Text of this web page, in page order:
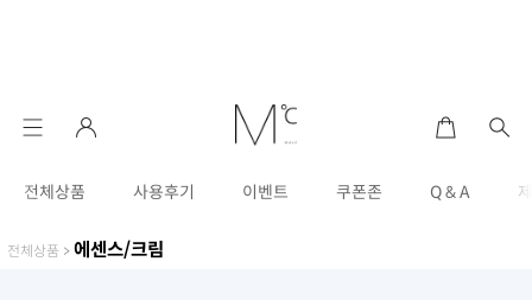
전체상품 사용후기 이벤트 쿠폰존 Q & A
전체상품 > 에센스/크림